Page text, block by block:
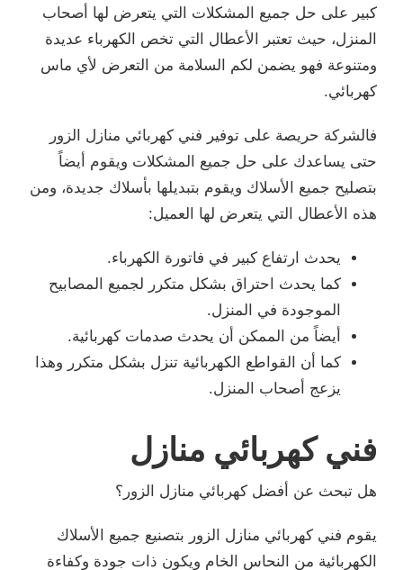
كبير على حل جميع المشكلات التي يتعرض لها أصحاب
المنزل، حيث تعتبر الأعطال التي تخص الكهرباء عديدة
ومتنوعة فهو يضمن لكم السلامة من التعرض لأي ماس
كهربائي.
فالشركة حريصة على توفير فني كهربائي منازل الزور
حتى يساعدك على حل جميع المشكلات ويقوم أيضاً
بتصليح جميع الأسلاك ويقوم بتبديلها بأسلاك جديدة، ومن
هذه الأعطال التي يتعرض لها العميل:
يحدث ارتفاع كبير في فاتورة الكهرباء.
كما يحدث احتراق بشكل متكرر لجميع المصابيح
الموجودة في المنزل.
أيضاً من الممكن أن يحدث صدمات كهربائية.
كما أن القواطع الكهربائية تنزل بشكل متكرر وهذا
يزعج أصحاب المنزل.
فني كهربائي منازل
هل تبحث عن أفضل كهربائي منازل الزور؟
يقوم فني كهربائي منازل الزور بتصنيع جميع الأسلاك
الكهربائية من النحاس الخام ويكون ذات جودة وكفاءة